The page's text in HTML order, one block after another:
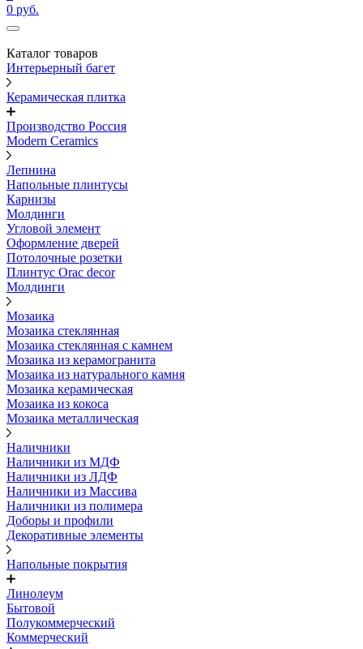
0 руб.
Каталог товаров
Интерьерный багет
Керамическая плитка
Производство Россия
Modern Ceramics
Лепнина
Напольные плинтусы
Карнизы
Молдинги
Угловой элемент
Оформление дверей
Потолочные розетки
Плинтус Orac decor
Молдинги
Мозаика
Мозаика стеклянная
Мозаика стеклянная с камнем
Мозаика из керамогранита
Мозаика из натурального камня
Мозаика керамическая
Мозаика из кокоса
Мозаика металлическая
Наличники
Наличники из МДФ
Наличники из ЛДФ
Наличники из Массива
Наличники из полимера
Доборы и профили
Декоративные элементы
Напольные покрытия
Линолеум
Бытовой
Полукоммерческий
Коммерческий